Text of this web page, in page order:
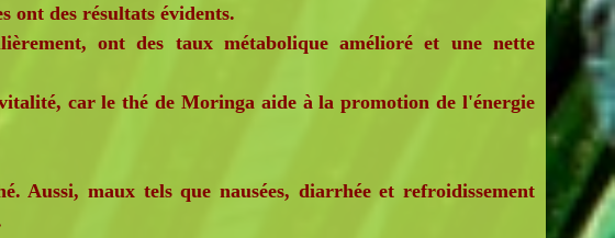
ont des résultats évidents.
ont des taux métabolique amélioré et une nette
car le thé de Moringa aide à la promotion de l'énergie
Aussi, maux tels que nausées, diarrhée et refroidissement